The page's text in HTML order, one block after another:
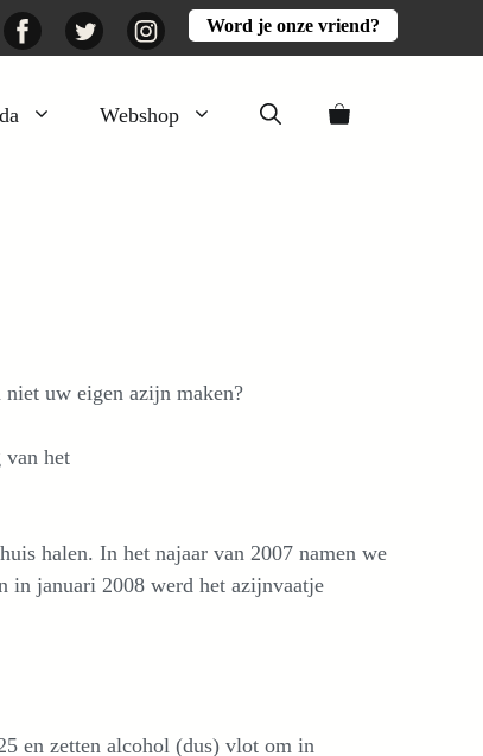
FacebookTwitter InstagramWord je onze vriend?
Webshop
uw eigen azijn maken?
van het
halen. In het najaar van 2007 namen we
in januari 2008 werd het azijnvaatje
en zetten alcohol (dus) vlot om in